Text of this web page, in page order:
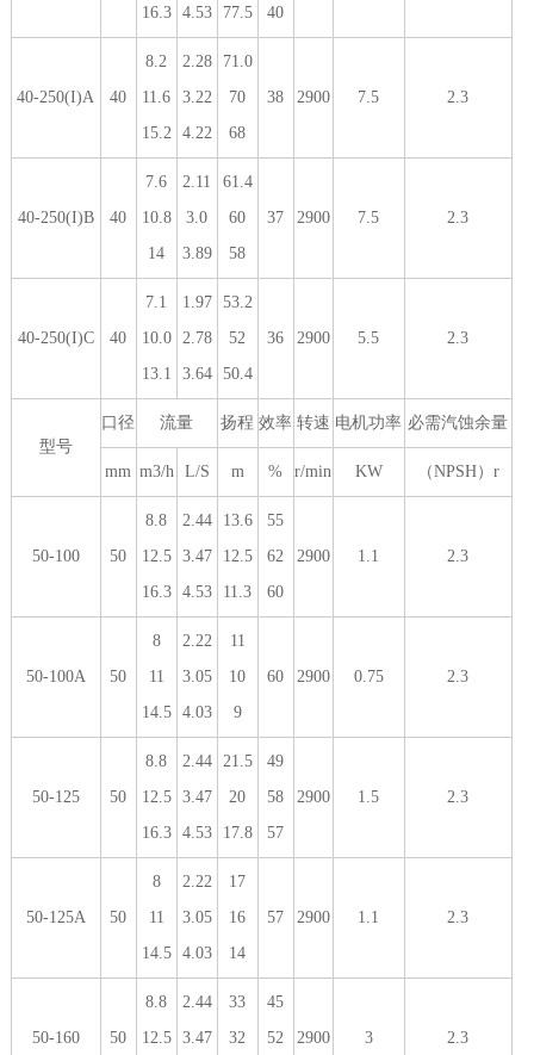
16.3 4.53 77.5 40
40-250(I)A 40
8.2
11.6
15.2
2.28
3.22
4.22
71.0
70
68
38 2900 7.5 2.3
40-250(I)B 40
7.6
10.8
14
2.11
3.0
3.89
61.4
60
58
37 2900 7.5 2.3
40-250(I)C 40
7.1
10.0
13.1
1.97
2.78
3.64
53.2
52
50.4
36 2900 5.5 2.3
型号
口径 流量 扬程 效率 转速 电机功率 必需汽蚀余量
mm m3/h L/S m % r/min KW （NPSH）r
50-100 50
8.8
12.5
16.3
2.44
3.47
4.53
13.6
12.5
11.3
55
62
60
2900 1.1 2.3
50-100A 50
8
11
14.5
2.22
3.05
4.03
11
10
9
60 2900 0.75 2.3
50-125 50
8.8
12.5
16.3
2.44
3.47
4.53
21.5
20
17.8
49
58
57
2900 1.5 2.3
50-125A 50
8
11
14.5
2.22
3.05
4.03
17
16
14
57 2900 1.1 2.3
50-160 50
8.8
12.5
2.44
3.47
33
32
45
52
2900 3 2.3